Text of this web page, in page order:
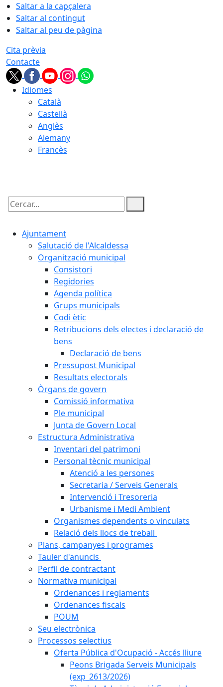
Saltar a la capçalera
Saltar al contingut
Saltar al peu de pàgina
Cita prèvia
Contacte
Idiomes
Català
Castellà
Anglès
Alemany
Francès
Cercar:
Ajuntament
Salutació de l'Alcaldessa
Organització municipal
Consistori
Regidories
Agenda política
Grups municipals
Codi ètic
Retribucions dels electes i declaració de
bens
Declaració de bens
Pressupost Municipal
Resultats electorals
Òrgans de govern
Comissió informativa
Ple municipal
Junta de Govern Local
Estructura Administrativa
Inventari del patrimoni
Personal tècnic municipal
Atenció a les persones
Secretaria / Serveis Generals
Intervenció i Tresoreria
Urbanisme i Medi Ambient
Organismes dependents o vinculats
Relació dels llocs de treball
Plans, campanyes i programes
Tauler d'anuncis
Perfil de contractant
Normativa municipal
Ordenances i reglaments
Ordenances fiscals
POUM
Seu electrònica
Processos selectius
Oferta Pública d'Ocupació - Accés lliure
Peons Brigada Serveis Municipals
(exp_2613/2026)